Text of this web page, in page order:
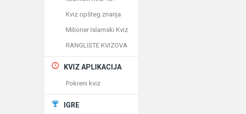
Kviz opšteg znanja
Milioner Islamski Kviz
RANGLISTE KVIZOVA
KVIZ APLIKACIJA
Pokreni kviz
IGRE